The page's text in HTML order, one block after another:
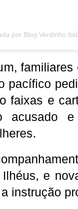
por Blog Verdinho
pacífico
faixas e
acusado
e
instrução